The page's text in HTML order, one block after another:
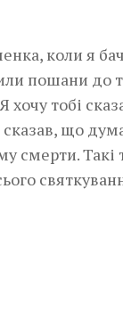
коли я
пошани до
тобі
що
смерти. Такі